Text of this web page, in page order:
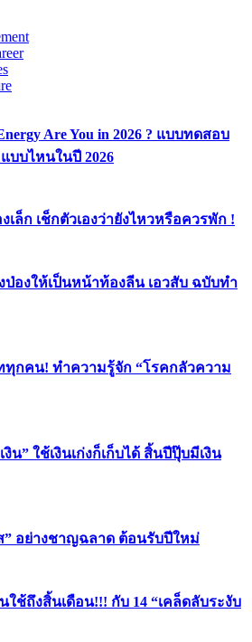
Are You in 2026 ? แบบทดสอบ
บไหนในปี 2026
เล็ก เช็กตัวเองว่ายังไหวหรือควรพัก !
ป่องให้เป็นหน้าท้องลีน เอวสับ ฉบับทำ
ทุกคน! ทำความรู้จัก “โรคกลัวความ
น” ใช้เงินเก่งก็เก็บได้ สิ้นปีปุ๊บมีเงิน
” อย่างชาญฉลาด ต้อนรับปีใหม่
ใช้ถึงสิ้นเดือน!!! กับ 14 “เคล็ดลับระงับ